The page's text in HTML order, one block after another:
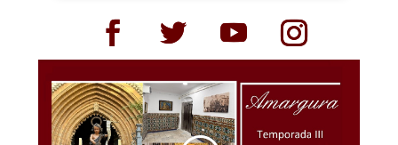
Infancia de las figuras...